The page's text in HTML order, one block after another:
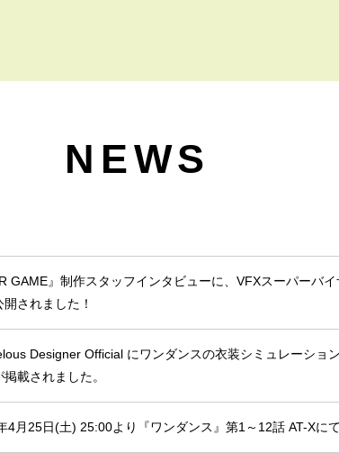
NEWS
GAME』制作スタッフインタビューに、VFXスーパーバ
開されました！
Designer Official にワンダンスの衣装シミュレーショ
載されました。
4月25日(土) 25:00より『ワンダンス』第1～12話 AT-Xに